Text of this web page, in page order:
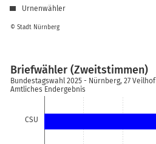
© Stadt Nürnberg
Urnenwähler
CSU
Briefwähler (Zweitstimmen)
Bundestagswahl 2025 - Nürnberg, 27 Veilhof
Amtliches Endergebnis